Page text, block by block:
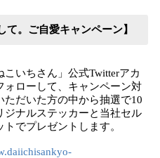
て。ご自愛キャンペーン】
いちさん」公式Twitterアカ
ォローして、キャンペーン対
だいた方の中から抽選で10
ナルステッカーと当社セル
でプレゼントします。